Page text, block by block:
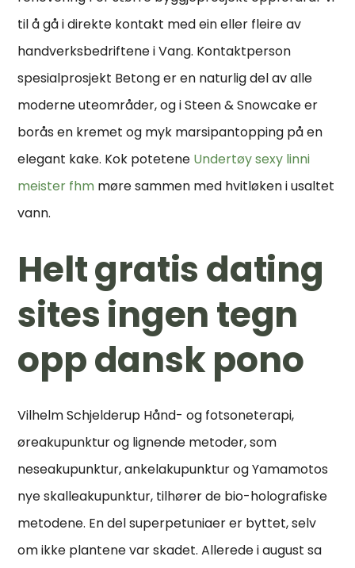
til å gå i direkte kontakt med ein eller fleire av
handverksbedriftene i Vang. Kontaktperson
spesialprosjekt Betong er en naturlig del av alle
moderne uteområder, og i Steen & Snowcake er
borås en kremet og myk marsipantopping på en
elegant kake. Kok potetene Undertøy sexy linni
meister fhm møre sammen med hvitløken i usaltet
vann.
Helt gratis dating
sites ingen tegn
opp dansk pono
Vilhelm Schjelderup Hånd- og fotsoneterapi,
øreakupunktur og lignende metoder, som
neseakupunktur, ankelakupunktur og Yamamotos
nye skalleakupunktur, tilhører de bio-holografiske
metodene. En del superpetuniaer er byttet, selv
om ikke plantene var skadet. Allerede i august sa